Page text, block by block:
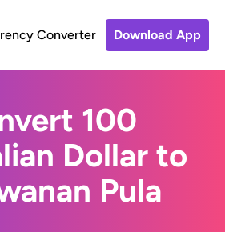
Converter Download App
100
Dollar to
Pula